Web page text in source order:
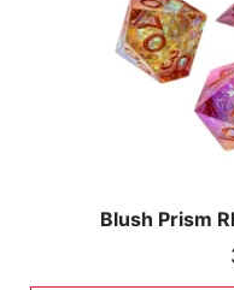
Blush Prism